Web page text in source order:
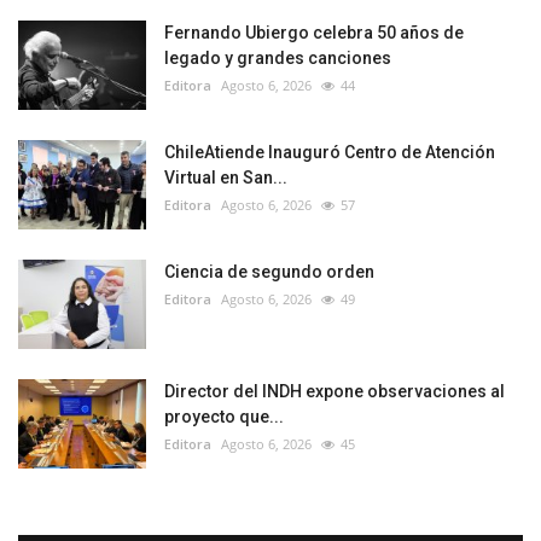
Fernando Ubiergo celebra 50 años de
legado y grandes canciones
Editora Agosto 6, 2026 44
ChileAtiende Inauguró Centro de Atención
Virtual en San...
Editora Agosto 6, 2026 57
Ciencia de segundo orden
Editora Agosto 6, 2026 49
Director del INDH expone observaciones al
proyecto que...
Editora Agosto 6, 2026 45